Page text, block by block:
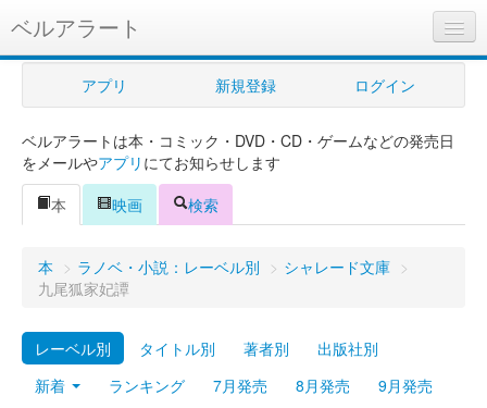
ベルアラート
ベルアラートとは
ヘルプ
新規登録
ログイン
購入管理
Myシェルフ
プレミアム
アプリ 新規登録 ログイン
ベルアラートは本・コミック・DVD・CD・ゲームなどの発売日
をメールやアプリ にてお知らせします
本
映画 検索
本 > ラノベ・小説：レーベル別 > シャレード文庫 >
九尾狐家妃譚
レーベル別 タイトル別 著者別
出版社別
新着
ランキング 7月発売 8月発売
9月発売